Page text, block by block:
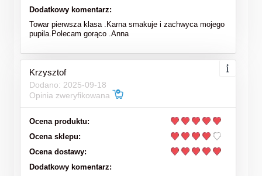
Dodatkowy komentarz:
Towar pierwsza klasa .Karna smakuje i zachwyca mojego
pupila.Polecam gorąco .Anna
Krzysztof
Dodano: 2025-09-18
Opinia zweryfikowana
Ocena produktu:
Ocena sklepu:
Ocena dostawy:
Dodatkowy komentarz: